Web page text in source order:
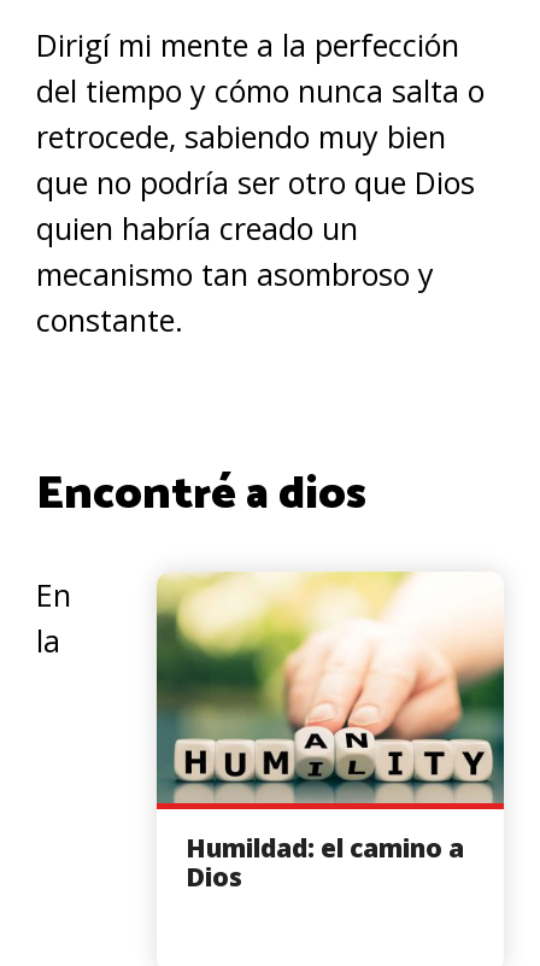
Dirigí mi mente a la perfección
del tiempo y cómo nunca salta o
retrocede, sabiendo muy bien
que no podría ser otro que Dios
quien habría creado un
mecanismo tan asombroso y
constante.
Encontré a dios
Humildad: el camino a
Dios
En
la